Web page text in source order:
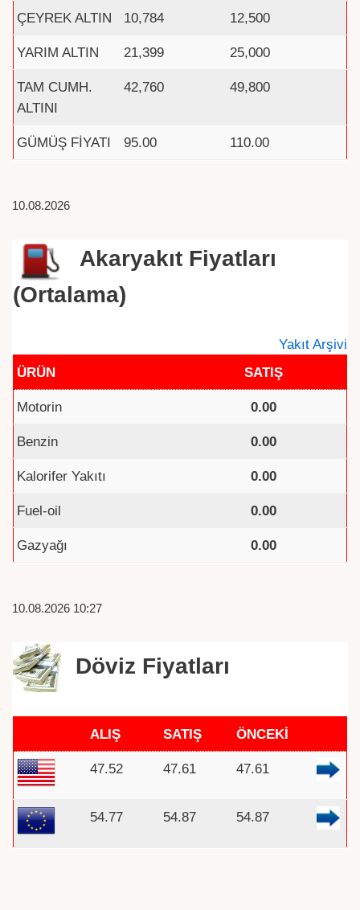
ÇEYREK ALTIN 10,784 12,500
YARIM ALTIN 21,399 25,000
TAM CUMH.
ALTINI
42,760 49,800
GÜMÜŞ FİYATI 95.00 110.00
10.08.2026
Akaryakıt Fiyatları
(Ortalama)
Yakıt Arşivi
ÜRÜN
SATIŞ
Motorin 0.00
Benzin 0.00
Kalorifer Yakıtı 0.00
Fuel-oil 0.00
Gazyağı 0.00
10.08.2026 10:27
Döviz Fiyatları
ALIŞ SATIŞ ÖNCEKİ
47.52 47.61 47.61
54.77 54.87 54.87